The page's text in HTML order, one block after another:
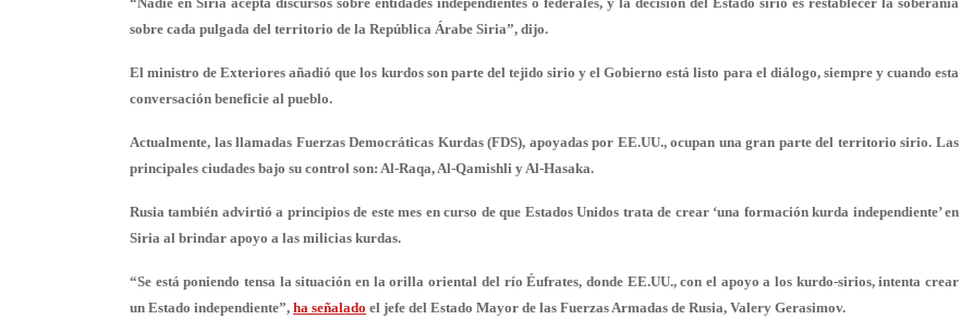
sobre cada pulgada del territorio de la República Árabe Siria”, dijo.
El ministro de Exteriores añadió que los kurdos son parte del tejido sirio y el Gobierno está listo para el diálogo, siempre y cuando esta
conversación beneficie al pueblo.
Actualmente, las llamadas Fuerzas Democráticas Kurdas (FDS), apoyadas por EE.UU., ocupan una gran parte del territorio sirio. Las
principales ciudades bajo su control son: Al-Raqa, Al-Qamishli y Al-Hasaka.
Rusia también advirtió a principios de este mes en curso de que Estados Unidos trata de crear ‘una formación kurda independiente’ en
Siria al brindar apoyo a las milicias kurdas.
“Se está poniendo tensa la situación en la orilla oriental del río Éufrates, donde EE.UU., con el apoyo a los kurdo-sirios, intenta crear
un Estado independiente”, ha señalado el jefe del Estado Mayor de las Fuerzas Armadas de Rusia, Valery Gerasimov.